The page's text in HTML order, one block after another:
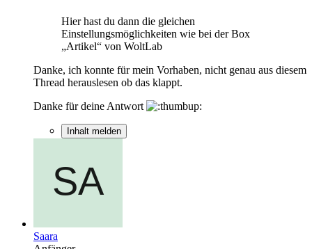
Hier hast du dann die gleichen
Einstellungsmöglichkeiten wie bei der Box
„Artikel“ von WoltLab
Danke, ich konnte für mein Vorhaben, nicht genau aus diesem
Thread herauslesen ob das klappt.
Danke für deine Antwort
Inhalt melden
Saara